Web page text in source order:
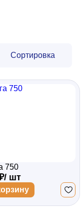
Сортировка
750
шт